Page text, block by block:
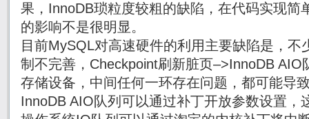
果，InnoDB琐粒度较粗的缺陷，在代码实现简
的影响不是很明显。
目前MySQL对高速硬件的利用主要缺陷是，不
制不完善，Checkpoint刷新脏页–>InnoDB
存储设备，中间任何一环存在问题，都可能导
InnoDB AIO队列可以通过补丁开放参数设置，